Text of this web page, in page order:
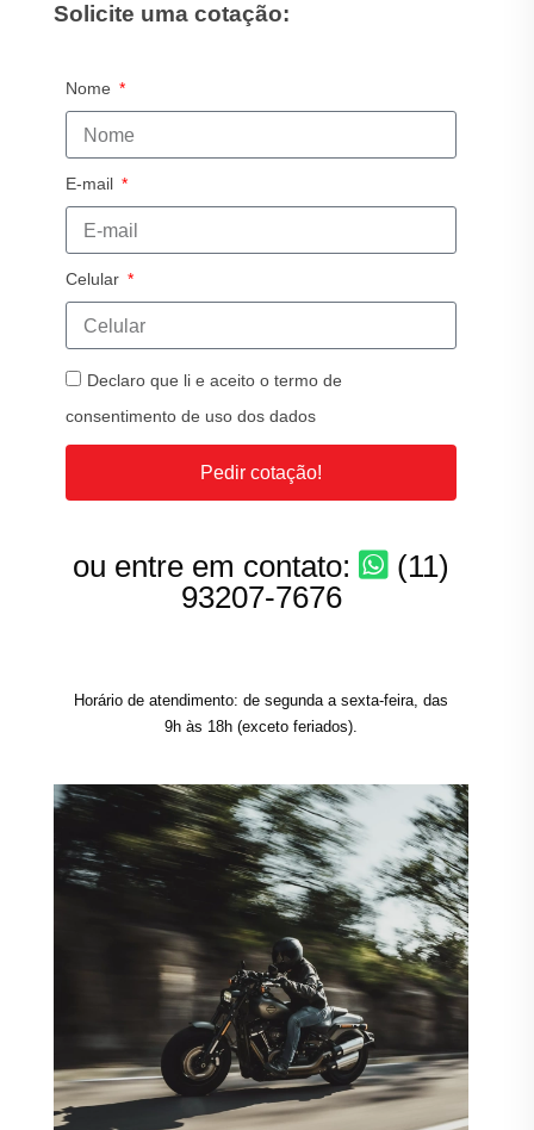
Solicite uma cotação:
Nome
E-mail
Celular
Declaro que li e aceito o termo de
consentimento de uso dos dados
Pedir cotação!
ou entre em contato:
(11)
93207-7676
Horário de atendimento: de segunda a sexta-feira, das
9h às 18h (exceto feriados).